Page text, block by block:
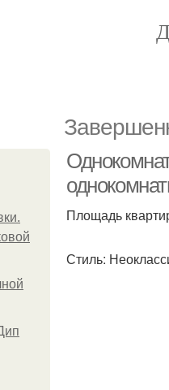
Площадь
Стиль: